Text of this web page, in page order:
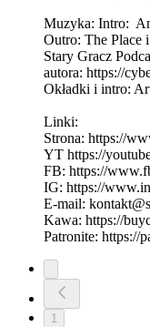
Muzyka: Intro:
Outro: The Place
Stary Gracz
autora: https://
Okładki i intro:
Linki:
Strona: https://
YT https://
FB: https://
IG: https://
E-mail:
Kawa: https://
Patronite: https://
1